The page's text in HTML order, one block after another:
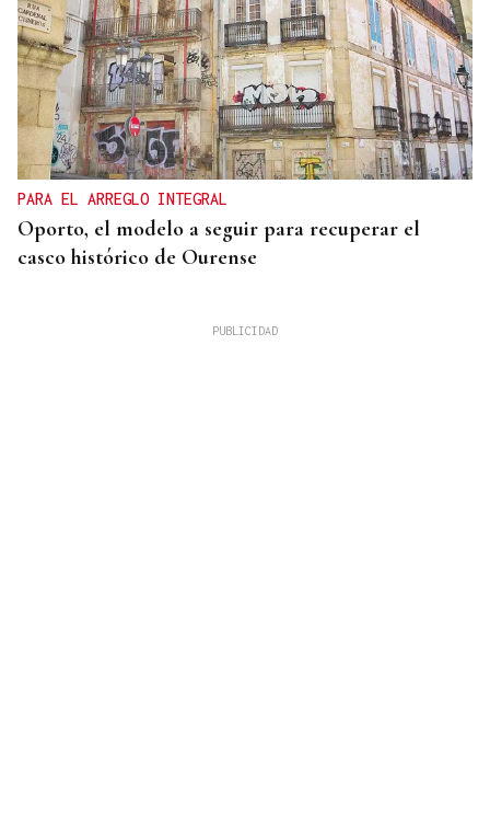
PARA EL ARREGLO INTEGRAL
Oporto, el modelo a seguir para recuperar el
casco histórico de Ourense